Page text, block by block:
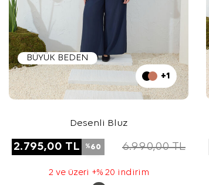
BÜYÜK BEDEN
+1
Desenli Bluz
2.795,00 TL %60 6.990,00TL
2 ve üzeri +% 20 indirim